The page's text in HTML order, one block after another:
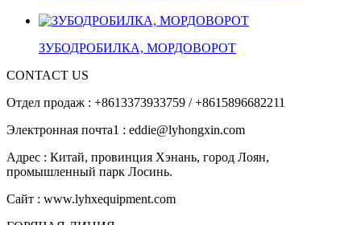
ЗУБОДРОБИЛКА, МОРДОВОРОТ
CONTACT US
Отдел продаж : +8613373933759 / +8615896682211
Электронная почта1 : eddie@lyhongxin.com
Адрес : Китай, провинция Хэнань, город Лоян,
промышленный парк Лосинь.
Сайт : www.lyhxequipment.com